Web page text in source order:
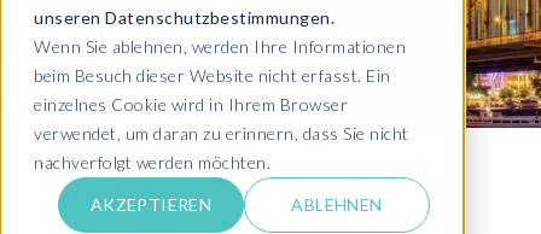
unseren Datenschutzbestimmungen.
Wenn Sie ablehnen, werden Ihre Informationen
beim Besuch dieser Website nicht erfasst. Ein
einzelnes Cookie wird in Ihrem Browser
verwendet, um daran zu erinnern, dass Sie nicht
nachverfolgt werden möchten.
AKZEPTIEREN ABLEHNEN
DSAG-Jahreskongress 2026 Köln